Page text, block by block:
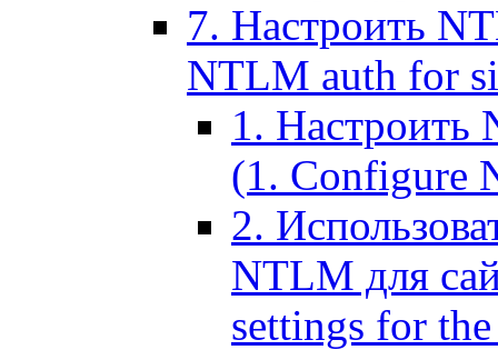
7. Настроить
NTLM auth for
1. Настроить
(1. Configure
2.
NTLM для
settings for